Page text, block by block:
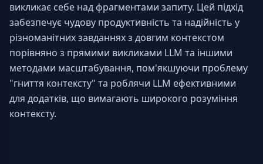
викликає себе над фрагментами запиту. Цей підхід
забезпечує чудову продуктивність та надійність у
різноманітних завданнях з довгим контекстом
порівняно з прямими викликами LLM та іншими
методами масштабування, пом'якшуючи проблему
"гниття контексту" та роблячи LLM ефективними
для додатків, що вимагають широкого розуміння
контексту.